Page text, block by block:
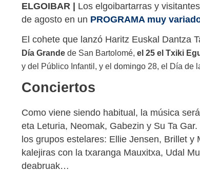
ELGOIBAR | Los elgoibartarras y
de agosto en un PROGRAMA muy
El cohete que lanzó Haritz Euskal Dantza
Día Grande de San Bartolomé, el 25 el Txiki
y del Público Infantil, y el domingo 28, el Día de
Conciertos
Como viene siendo habitual, la música
eta Leturia, Neomak, Gabezin y Su Ta
los grupos estelares: Ellie Jensen, Brillet y
kalejiras con la txaranga Mauxitxa, Udal
deabruak…